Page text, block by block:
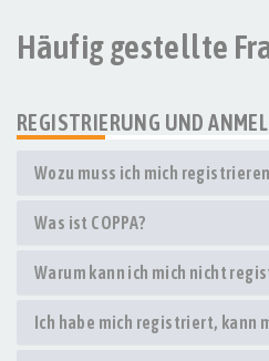
Häufig gestellte
REGISTRIERUNG UND
Wozu muss ich mich
Was ist COPPA?
Warum kann ich mich nicht
Ich habe mich registriert, kann